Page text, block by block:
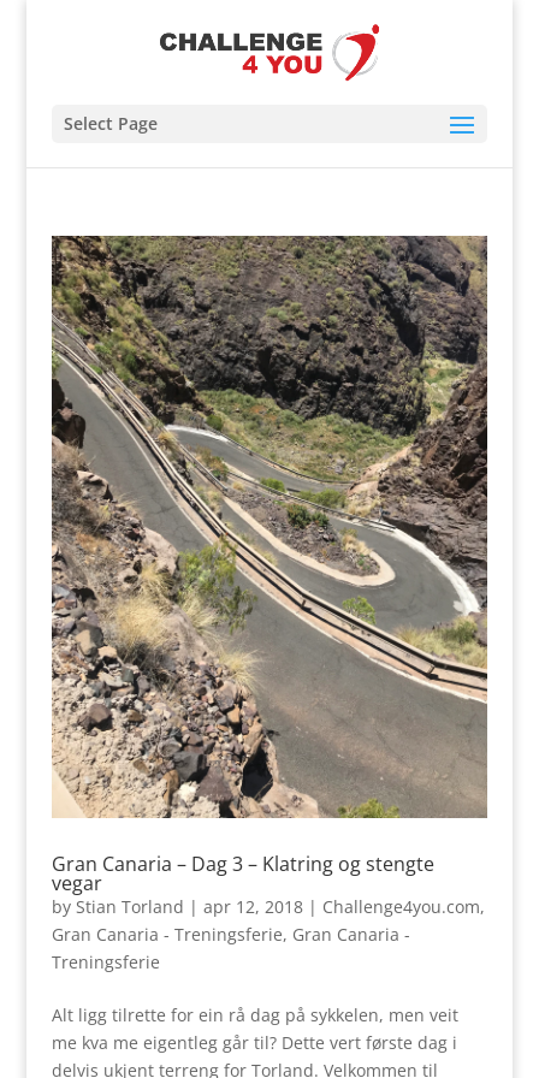
Select Page
Gran Canaria – Dag 3 – Klatring og stengte
vegar
by Stian Torland | apr 12, 2018| Challenge4you.com,
Gran Canaria - Treningsferie, Gran Canaria -
Treningsferie
Alt ligg tilrette for ein rå dag på sykkelen, men veit
me kva me eigentleg går til? Dette vert første dag i
delvis ukjent terreng for Torland. Velkommen til